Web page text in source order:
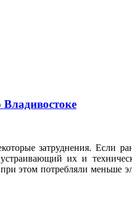
затруднения. Если
их и
этом потребляли